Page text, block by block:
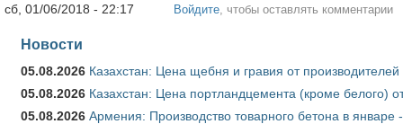
сб, 01/06/2018 - 22:17 Войдите , чтобы оставлять комментарии
Новости
05.08.2026 Казахстан: Цена щебня и гравия от
05.08.2026 Казахстан: Цена портландцемента (кроме белого)
05.08.2026 Армения: Производство товарного бетона в январе